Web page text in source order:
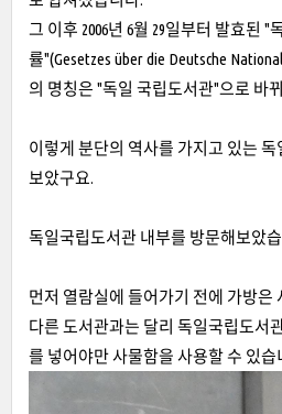
그 이후 2006년 6월 29일부터 발효된
률"(Gesetzes über die Deutsche
의 명칭은 "독일 국립도서관"으로 바
이렇게 분단의 역사를 가지고 있는
보았구요.
독일국립도서관 내부를 방문해보았
먼저 열람실에 들어가기 전에 가방은
다른 도서관과는 달리 독일국립도서
를 넣어야만 사물함을 사용할 수 있습